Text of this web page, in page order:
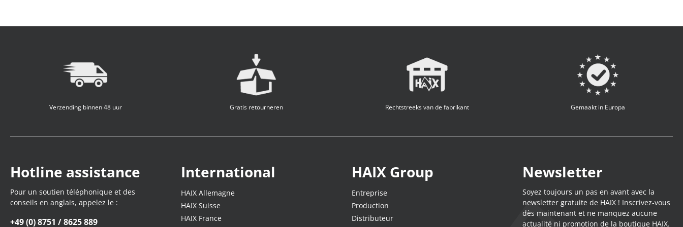
Verzending binnen 48 uur Gratis retourneren Rechtstreeks van de fabrikant Gemaakt in Europa
Hotline assistance
Pour un soutien téléphonique et des
conseils en anglais, appelez le :
+49 (0) 8751 / 8625 889
International
HAIX Allemagne
HAIX Suisse
HAIX France
HAIX Group
Entreprise
Production
Distributeur
Newsletter
Soyez toujours un pas en avant avec la
newsletter gratuite de HAIX ! Inscrivez-vous
dès maintenant et ne manquez aucune
actualité ni promotion de la boutique HAIX.